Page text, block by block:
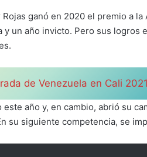
Rojas ganó en 2020 el premio a
un año invicto. Pero sus logros
de Venezuela en Cali
año y, en cambio, abrió su
su siguiente competencia, se